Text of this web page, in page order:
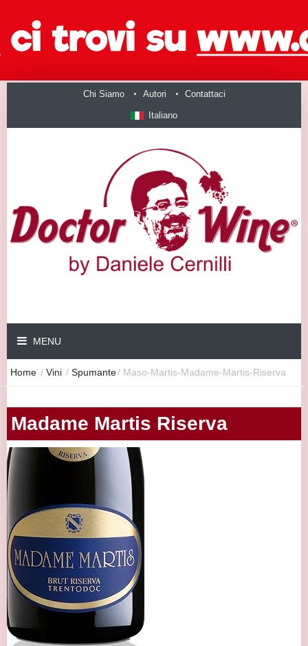
Chi Siamo Autori Contattaci
Italiano
MENU
Home / Vini / Spumante/ Maso-Martis-Madame-Martis-Riserva
Madame Martis Riserva